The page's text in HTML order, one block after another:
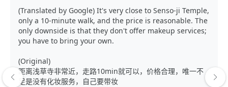
(Translated by Google) It's very close to Senso-ji Temple,
only a 10-minute walk, and the price is reasonable. The
only downside is that they don't offer makeup services;
you have to bring your own.
(Original)
距离浅草寺非常近，走路10min就可以，价格合理，唯一不
足是没有化妆服务，自己要带妆